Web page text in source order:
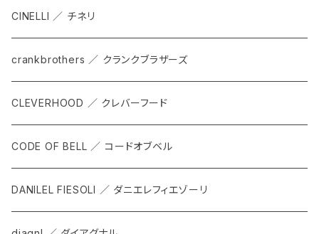
KOMPAK
TKS
SACOCHE
ACCESSORY
BOTTOMS
ACCESORRIES
RIDE ACCESORRIES
CINELLI ／ チネリ
crankbrothers ／ クランクブラザーズ
CLEVERHOOD ／ クレバーフード
CODE OF BELL ／ コードオブベル
DANILEL FIESOLI ／ ダニエレフィエゾーリ